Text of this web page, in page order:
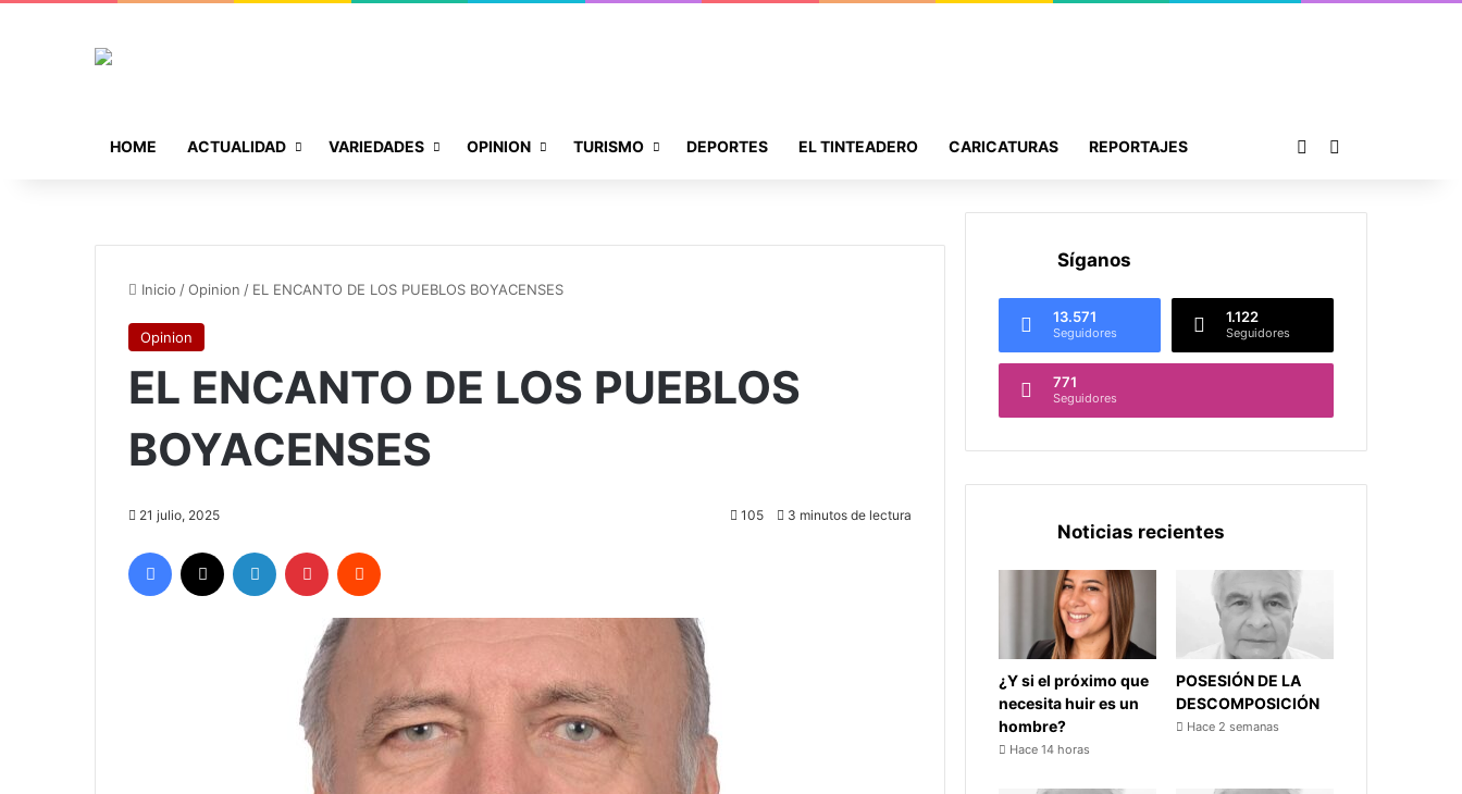
HOME ACTUALIDAD VARIEDADES OPINION TURISMO DEPORTES EL TINTEADERO CARICATURAS REPORTAJES Publicación al azar
Inicio /Opinion / EL ENCANTO DE LOS PUEBLOS BOYACENSES
Opinion
EL ENCANTO DE LOS PUEBLOS
BOYACENSES
21 julio, 2025 105 3 minutos de lectura
Facebook LinkedIn Pinterest
Síganos
13.571
Seguidores
1.122
Seguidores
771
Seguidores
Noticias recientes
¿Y si el próximo que
necesita huir es un
hombre?
Hace 14 horas
POSESIÓN DE LA
DESCOMPOSICIÓN
Hace 2 semanas